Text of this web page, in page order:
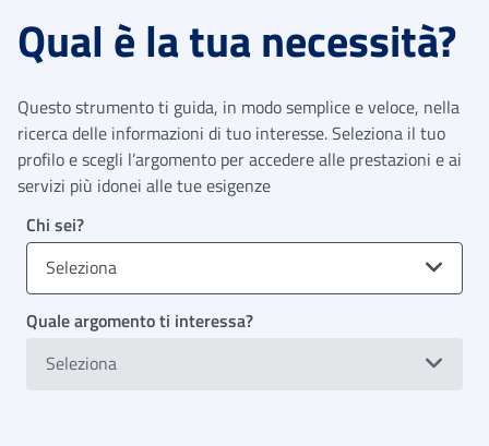
Qual è la tua necessità?
Questo strumento ti guida, in modo semplice e veloce, nella
ricerca delle informazioni di tuo interesse. Seleziona il tuo
profilo e scegli l’argomento per accedere alle prestazioni e ai
servizi più idonei alle tue esigenze
Chi sei?
Seleziona
Quale argomento ti interessa?
Seleziona